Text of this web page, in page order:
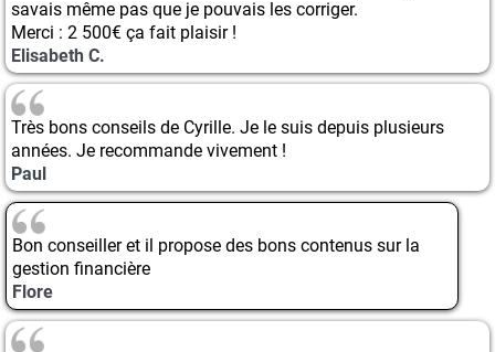
savais même pas que je pouvais les corriger.
Merci : 2 500€ ça fait plaisir !
Elisabeth C.
Très bons conseils de Cyrille. Je le suis depuis plusieurs
années. Je recommande vivement !
Paul
Bon conseiller et il propose des bons contenus sur la
gestion financière
Flore